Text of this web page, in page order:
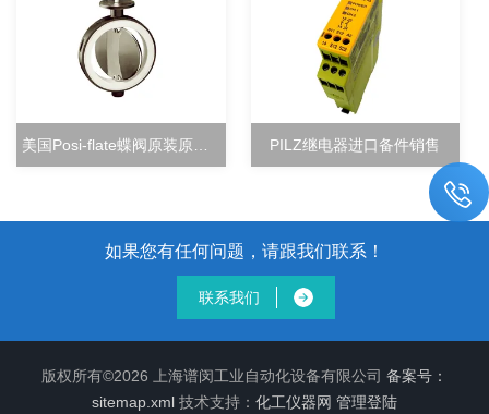
PILZ继电器进口备件销售
如果您有任何问题，请跟我们联系！
联系我们
版权所有©2026 上海谱闵工业自动化设备有限公司 备案号：
sitemap.xml 技术支持： 化工仪器网 管理登陆